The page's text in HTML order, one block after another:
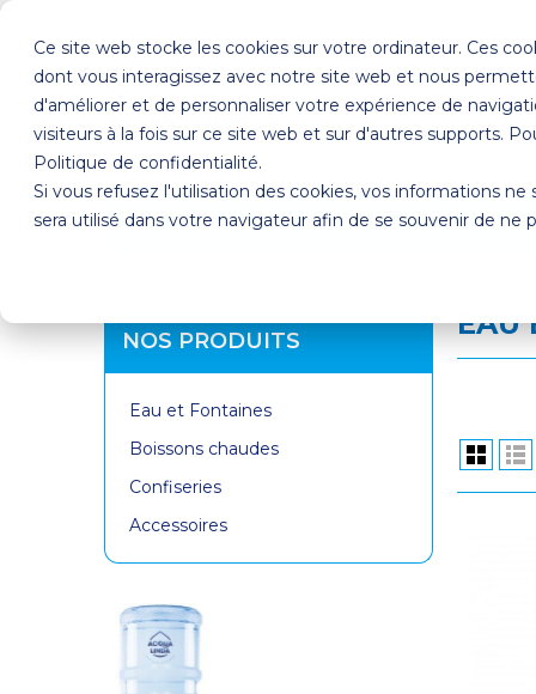
Ce site web stocke les cookies sur votre ordinateur. Ces
dont vous interagissez avec notre site web et nous
d'améliorer et de personnaliser votre expérience de
visiteurs à la fois sur ce site web et sur d'autres supports.
Politique de confidentialité.
Si vous refusez l'utilisation des cookies, vos informations
sera utilisé dans votre navigateur afin de se souvenir de ne
0495309439
QUI SOMMES-NOUS ? NOS
NOS PRODUITS
Eau et Fontaines
Boissons chaudes
Confiseries
Accessoires
EAU